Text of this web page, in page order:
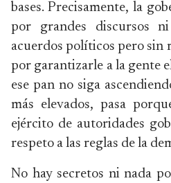
bases. Precisamente, la
por grandes discursos
acuerdos políticos pero sin
por garantizarle a la gente
ese pan no siga
más elevados, pasa
ejército de autoridades
respeto a las reglas de la
No hay secretos ni nada